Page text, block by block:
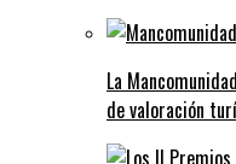
La
de valoración